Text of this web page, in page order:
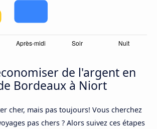
de l'argent en
Bordeaux à Niort
cher, mais pas toujours! Vous cherchez
pas chers ? Alors suivez ces étapes